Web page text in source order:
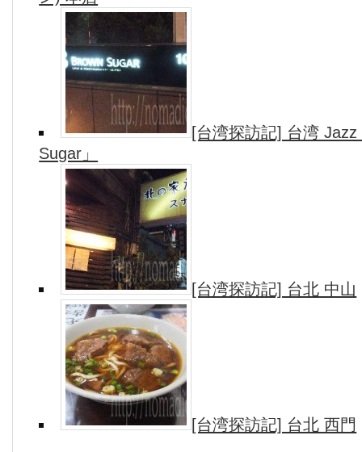
[台湾探訪記] 台湾
Sugar」
[台湾探訪記] 台北 中山
[台湾探訪記] 台北 西門